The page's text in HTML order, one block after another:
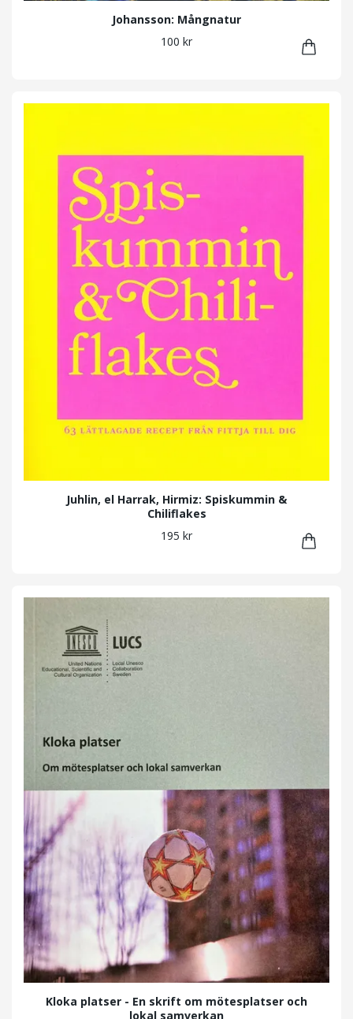
Johansson: Mångnatur
100 kr
Juhlin, el Harrak, Hirmiz: Spiskummin &
Chiliflakes
195 kr
Kloka platser - En skrift om mötesplatser och
lokal samverkan